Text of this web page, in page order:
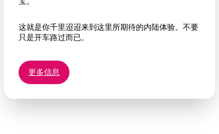
这就是你千里迢迢来到这里所期待的内陆体验。不要
只是开车路过而已。
更多信息